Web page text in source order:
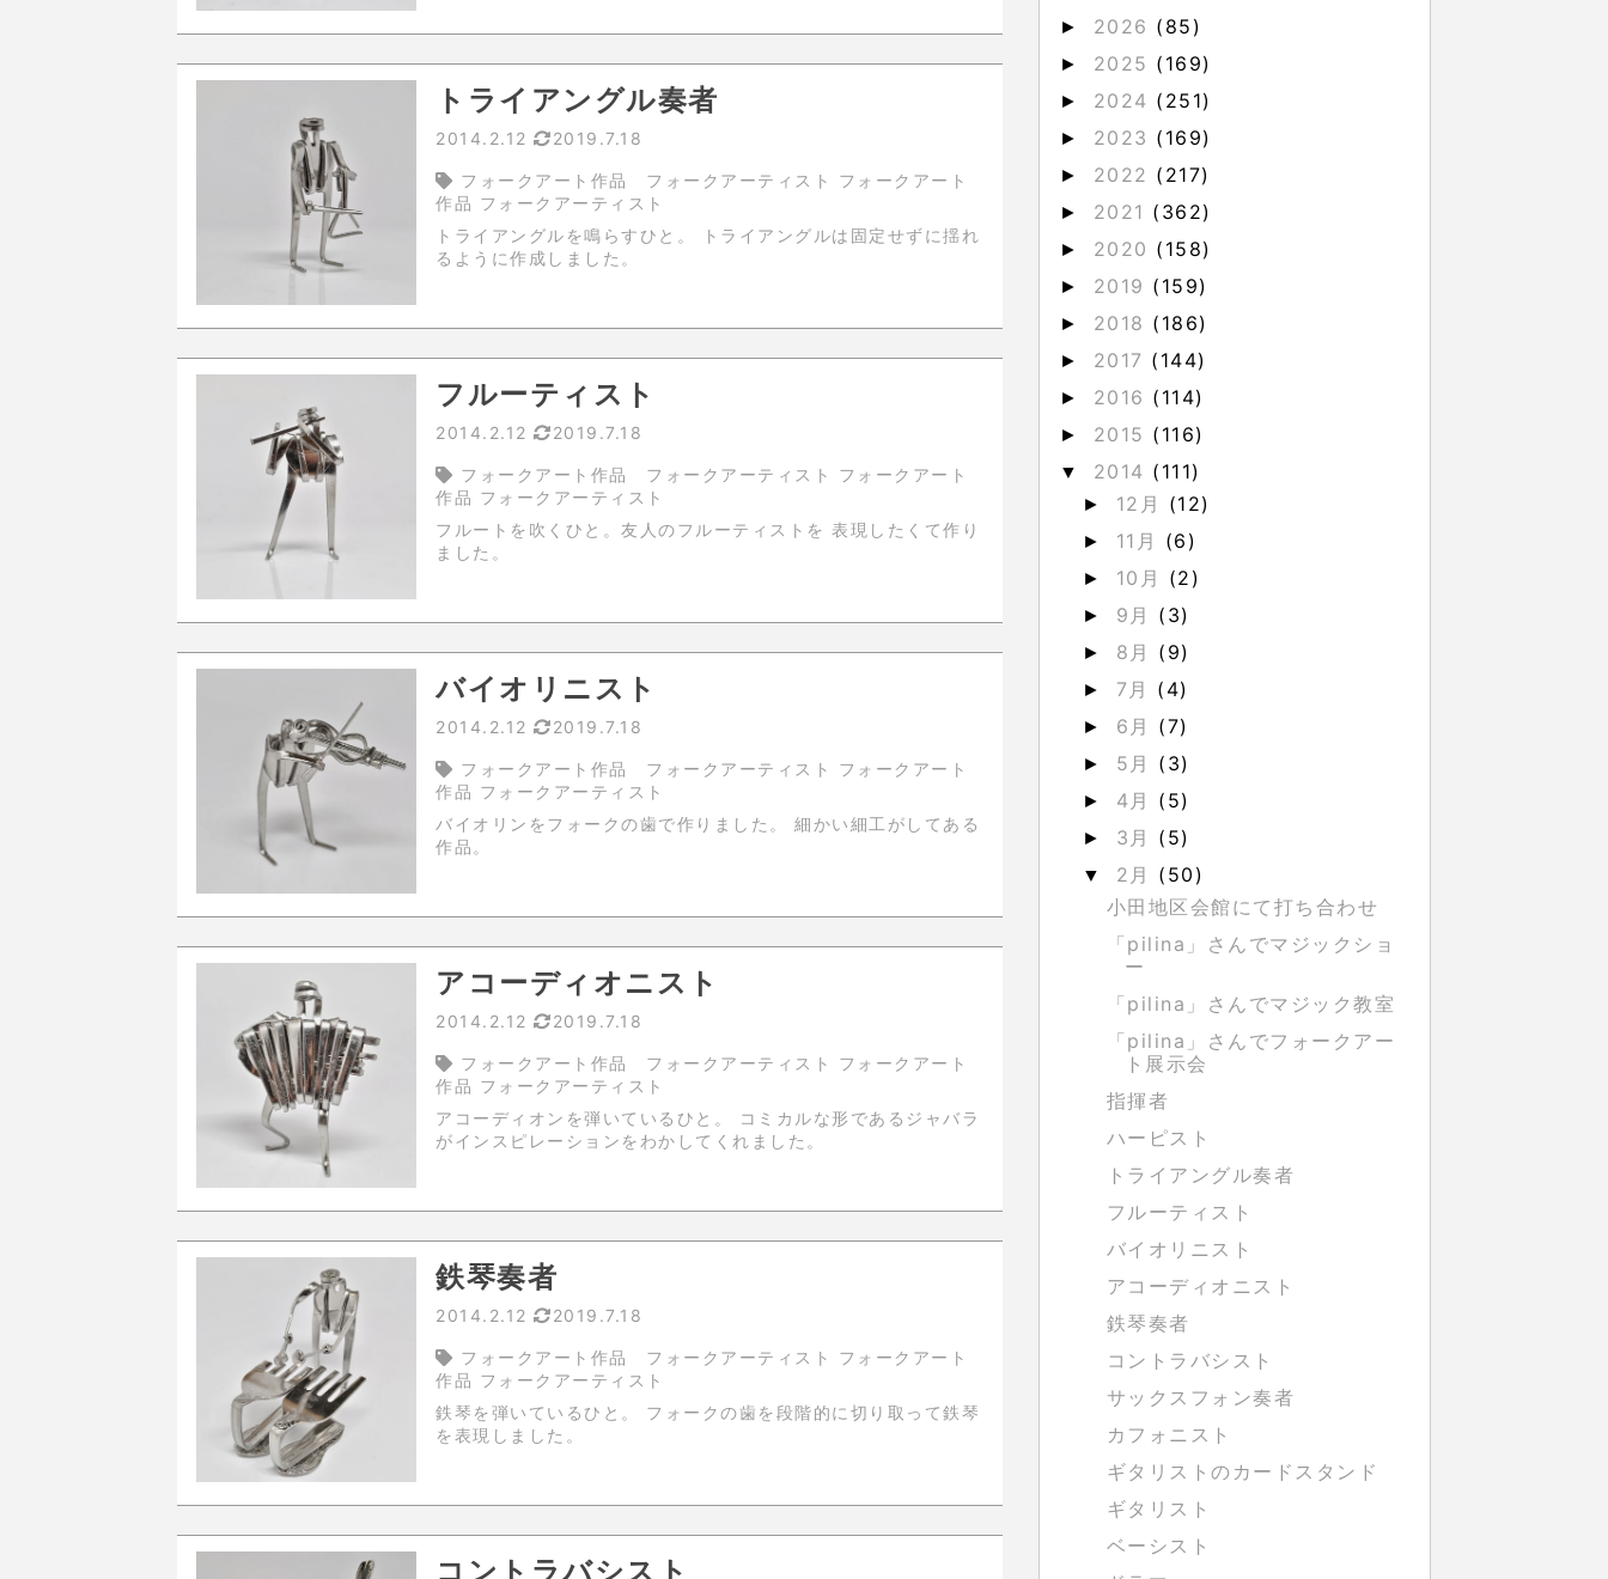
トライアングル奏者
2014.2.12 2019.7.18
フォークアート作品 フォークアーティスト フォークアート
作品 フォークアーティスト
トライアングルを鳴らすひと。 トライアングルは固定せずに揺れ
るように作成しました。
フルーティスト
2014.2.12 2019.7.18
フォークアート作品 フォークアーティスト フォークアート
作品 フォークアーティスト
フルートを吹くひと。友人のフルーティストを 表現したくて作り
ました。
バイオリニスト
2014.2.12 2019.7.18
フォークアート作品 フォークアーティスト フォークアート
作品 フォークアーティスト
バイオリンをフォークの歯で作りました。 細かい細工がしてある
作品。
アコーディオニスト
2014.2.12 2019.7.18
フォークアート作品 フォークアーティスト フォークアート
作品 フォークアーティスト
アコーディオンを弾いているひと。 コミカルな形であるジャバラ
がインスピレーションをわかしてくれました。
鉄琴奏者
2014.2.12 2019.7.18
フォークアート作品 フォークアーティスト フォークアート
作品 フォークアーティスト
鉄琴を弾いているひと。 フォークの歯を段階的に切り取って鉄琴
を表現しました。
コントラバシスト
► 2026 (85)
► 2025 (169)
► 2024 (251)
► 2023 (169)
► 2022 (217)
► 2021 (362)
► 2020 (158)
► 2019 (159)
► 2018 (186)
► 2017 (144)
► 2016 (114)
► 2015 (116)
▼ 2014 (111)
► 12月 (12)
► 11月 (6)
► 10月 (2)
► 9月 (3)
► 8月 (9)
► 7月 (4)
► 6月 (7)
► 5月 (3)
► 4月 (5)
► 3月 (5)
▼ 2月 (50)
小田地区会館にて打ち合わせ
「pilina」さんでマジックショ
ー
「pilina」さんでマジック教室
「pilina」さんでフォークアー
ト展示会
指揮者
ハーピスト
トライアングル奏者
フルーティスト
バイオリニスト
アコーディオニスト
鉄琴奏者
コントラバシスト
サックスフォン奏者
カフォニスト
ギタリストのカードスタンド
ギタリスト
ベーシスト